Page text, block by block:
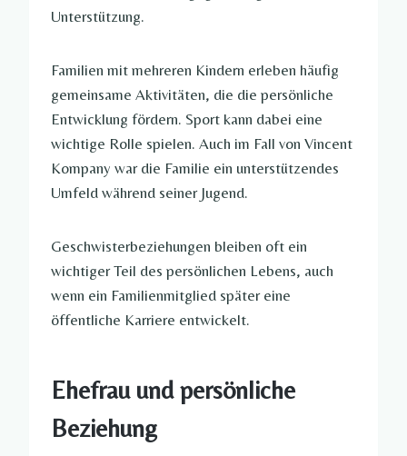
Unterstützung.
Familien mit mehreren Kindern erleben häufig
gemeinsame Aktivitäten, die die persönliche
Entwicklung fördern. Sport kann dabei eine
wichtige Rolle spielen. Auch im Fall von Vincent
Kompany war die Familie ein unterstützendes
Umfeld während seiner Jugend.
Geschwisterbeziehungen bleiben oft ein
wichtiger Teil des persönlichen Lebens, auch
wenn ein Familienmitglied später eine
öffentliche Karriere entwickelt.
Ehefrau und persönliche
Beziehung